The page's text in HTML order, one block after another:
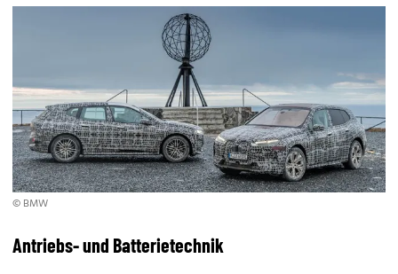
© BMW
Antriebs- und Batterietechnik